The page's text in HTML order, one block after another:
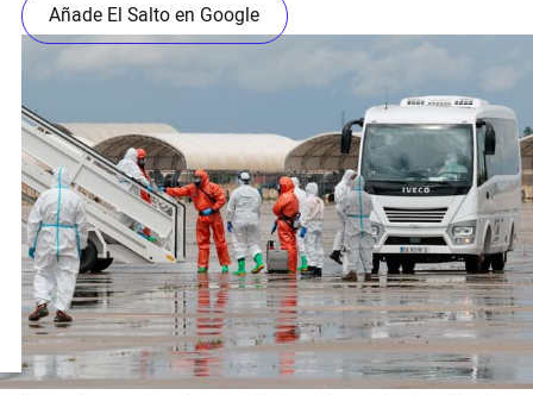
Añade El Salto en Google